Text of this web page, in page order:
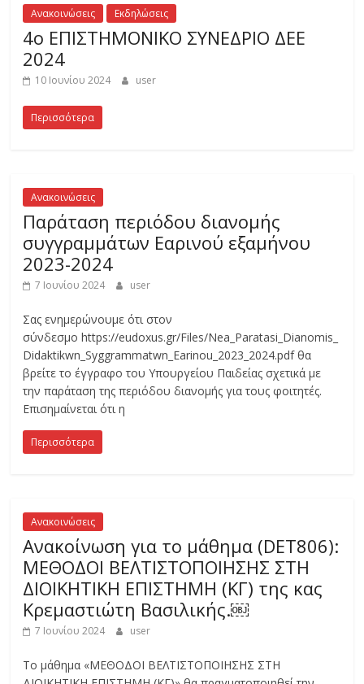
ο
λ
ο
ί
α
ς
Ανακοινώσεις Εκδηλώσεις
4ο ΕΠΙΣΤΗΜΟΝΙΚΟ ΣΥΝΕΔΡΙΟ ΔΕΕ
2024
10 Ιουνίου 2024 user
Περισσότερα
Ανακοινώσεις
Παράταση περιόδου διανομής
συγγραμμάτων Εαρινού εξαμήνου
2023-2024
7 Ιουνίου 2024 user
Σας ενημερώνουμε ότι στον
σύνδεσμο https://eudoxus.gr/Files/Nea_Paratasi_Dianomis_
Didaktikwn_Syggrammatwn_Earinou_2023_2024.pdf θα
βρείτε το έγγραφο του Υπουργείου Παιδείας σχετικά με
την παράταση της περιόδου διανομής για τους φοιτητές.
Επισημαίνεται ότι η
Περισσότερα
Ανακοινώσεις
Ανακοίνωση για το μάθημα (DET806):
ΜΕΘΟΔΟΙ ΒΕΛΤΙΣΤΟΠΟΙΗΣΗΣ ΣΤΗ
ΔΙΟΙΚΗΤΙΚΗ ΕΠΙΣΤΗΜΗ (ΚΓ) της κας
Κρεμαστιώτη Βασιλικής.￼
7 Ιουνίου 2024 user
Το μάθημα «ΜΕΘΟΔΟΙ ΒΕΛΤΙΣΤΟΠΟΙΗΣΗΣ ΣΤΗ